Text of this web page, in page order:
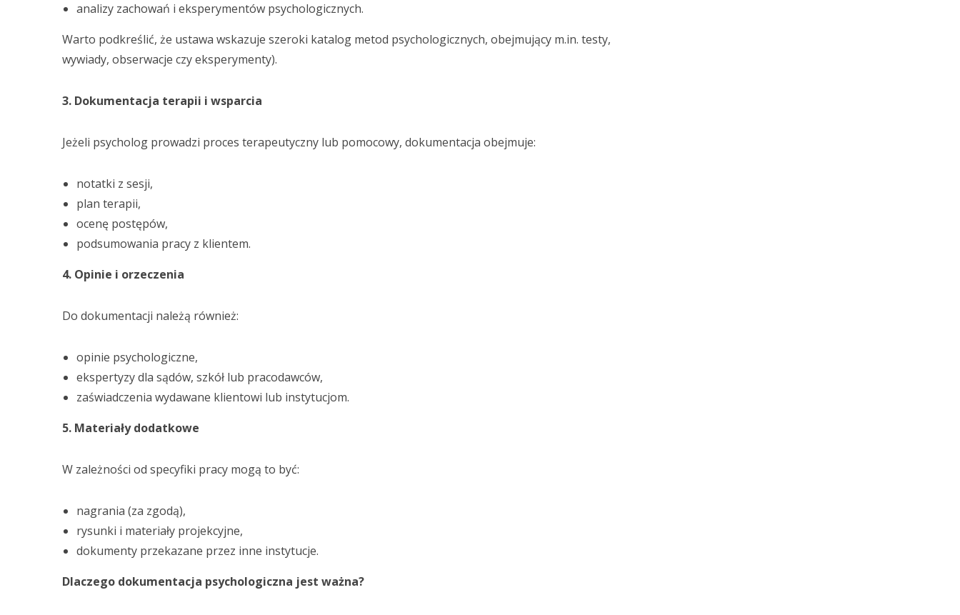
analizy zachowań i eksperymentów psychologicznych.
Warto podkreślić, że ustawa wskazuje szeroki katalog metod psychologicznych, obejmujący m.in. testy,
wywiady, obserwacje czy eksperymenty).
3. Dokumentacja terapii i wsparcia
Jeżeli psycholog prowadzi proces terapeutyczny lub pomocowy, dokumentacja obejmuje:
notatki z sesji,
plan terapii,
ocenę postępów,
podsumowania pracy z klientem.
4. Opinie i orzeczenia
Do dokumentacji należą również:
opinie psychologiczne,
ekspertyzy dla sądów, szkół lub pracodawców,
zaświadczenia wydawane klientowi lub instytucjom.
5. Materiały dodatkowe
W zależności od specyfiki pracy mogą to być:
nagrania (za zgodą),
rysunki i materiały projekcyjne,
dokumenty przekazane przez inne instytucje.
Dlaczego dokumentacja psychologiczna jest ważna?